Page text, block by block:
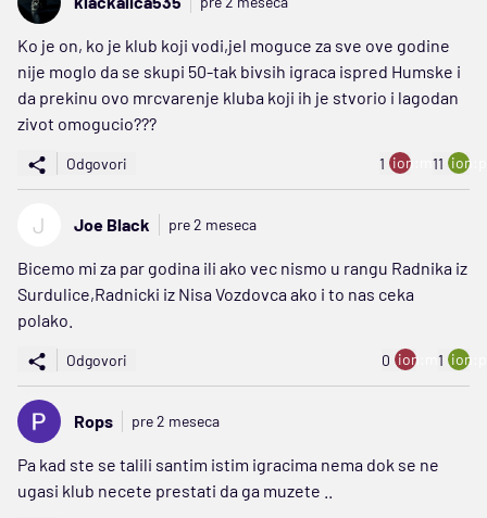
Ko je on, ko je klub koji vodi,jel moguce za sve ove godine
nije moglo da se skupi 50-tak bivsih igraca ispred Humske i
da prekinu ovo mrcvarenje kluba koji ih je stvorio i lagodan
zivot omogucio???
Odgovori 1 ion:minus
11
J Joe Black pre 2 meseca
Bicemo mi za par godina ili ako vec nismo u rangu Radnika iz
Surdulice,Radnicki iz Nisa Vozdovca ako i to nas ceka
polako.
Odgovori 0 ion:minus
1
Rops pre 2 meseca
Pa kad ste se talili santim istim igracima nema dok se ne
ugasi klub necete prestati da ga muzete ..